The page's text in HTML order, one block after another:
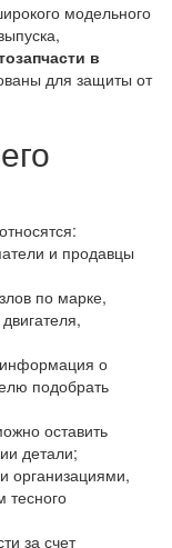
модельного
в
для защиты от
относятся:
и продавцы
по марке,
о
подобрать
оставить
детали;
организациями,
тесного
за счет